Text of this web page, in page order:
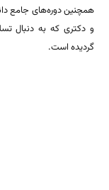
همچنین دوره‌های جامع
و دکتری که به دنبال
گردیده است.